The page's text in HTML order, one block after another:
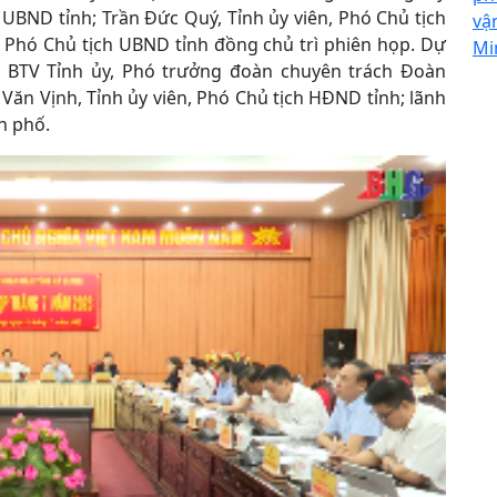
tỉnh; Trần Đức Quý, Tỉnh ủy viên, Phó Chủ tịch
Chủ tịch UBND tỉnh đồng chủ trì phiên họp. Dự
Tỉnh ủy, Phó trưởng đoàn chuyên trách Đoàn
Vịnh, Tỉnh ủy viên, Phó Chủ tịch HĐND tỉnh; lãnh
phố.